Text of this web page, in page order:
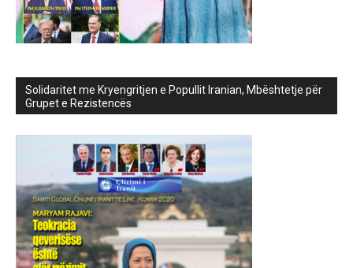
Solidaritet me Kryengritjen e Popullit Iranian, Mbështetje për
Grupet e Rezistencës